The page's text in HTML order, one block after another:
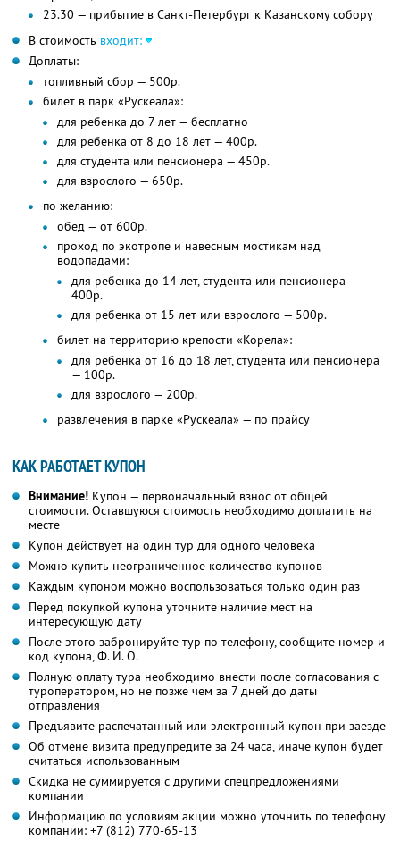
23.30 — прибытие в Санкт-Петербург к Казанскому собору
В стоимость входит:
Доплаты:
топливный сбор — 500р.
билет в парк «Рускеала»:
для ребенка до 7 лет — бесплатно
для ребенка от 8 до 18 лет — 400р.
для студента или пенсионера — 450р.
для взрослого — 650р.
по желанию:
обед — от 600р.
проход по экотропе и навесным мостикам над
водопадами:
для ребенка до 14 лет, студента или пенсионера —
400р.
для ребенка от 15 лет или взрослого — 500р.
билет на территорию крепости «Корела»:
для ребенка от 16 до 18 лет, студента или пенсионера
— 100р.
для взрослого — 200р.
развлечения в парке «Рускеала» — по прайсу
КАК РАБОТАЕТ КУПОН
Внимание! Купон — первоначальный взнос от общей
стоимости. Оставшуюся стоимость необходимо доплатить на
месте
Купон действует на один тур для одного человека
Можно купить неограниченное количество купонов
Каждым купоном можно воспользоваться только один раз
Перед покупкой купона уточните наличие мест на
интересующую дату
После этого забронируйте тур по телефону, сообщите номер и
код купона,Ф. И. О.
Полную оплату тура необходимо внести после согласования с
туроператором, но не позже чем за 7 дней до даты
отправления
Предъявите распечатанный или электронный купон при заезде
Об отмене визита предупредите за 24 часа, иначе купон будет
считаться использованным
Скидка не суммируется с другими спецпредложениями
компании
Информацию по условиям акции можно уточнить по телефону
компании: +7 (812) 770-65-13